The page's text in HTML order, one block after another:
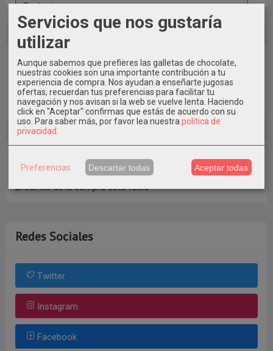
Costes de Envío
GRATIS *
Consultar Destinos
El carrito de la compra está vacío
Redes Sociales
Twitter
Instagram
Facebook
Servicios que nos gustaría
utilizar
Aunque sabemos que prefieres las galletas de chocolate,
nuestras cookies son una importante contribución a tu
experiencia de compra. Nos ayudan a enseñarte jugosas
ofertas, recuerdan tus preferencias para facilitar tu
navegación y nos avisan si la web se vuelve lenta. Haciendo
click en "Aceptar" confirmas que estás de acuerdo con su
uso. Para saber más, por favor lea nuestra política de
privacidad
Preferencias Descartar todas Aceptar todas